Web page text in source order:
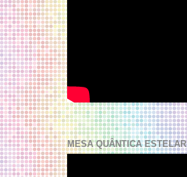
MESA QUÂNTICA ESTELAR